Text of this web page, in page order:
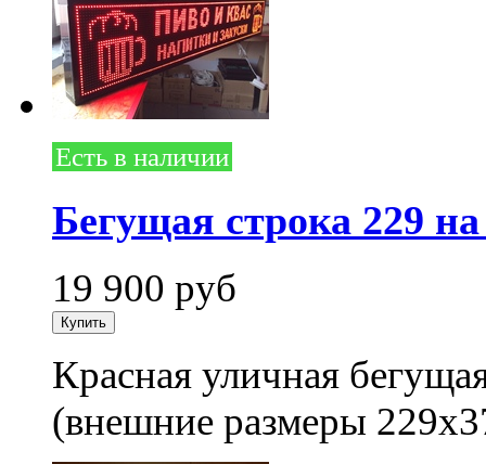
Есть в наличии
Бегущая строка 229
19 900 руб
Красная уличная
(внешние размеры